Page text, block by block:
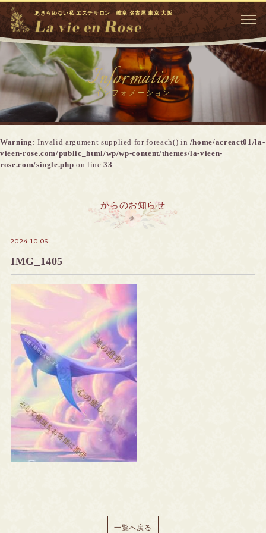
あきらめない私 エステサロン 岐阜 名古屋 東京 大阪
Information
インフォメーション
Warning : Invalid argument supplied for foreach() in /home/acreact01/la-
vieen-rose.com/public_html/wp/wp-content/themes/la-vieen-
rose.com/single.php on line33
からのお知らせ
2024.10.06
IMG_1405
一覧へ戻る